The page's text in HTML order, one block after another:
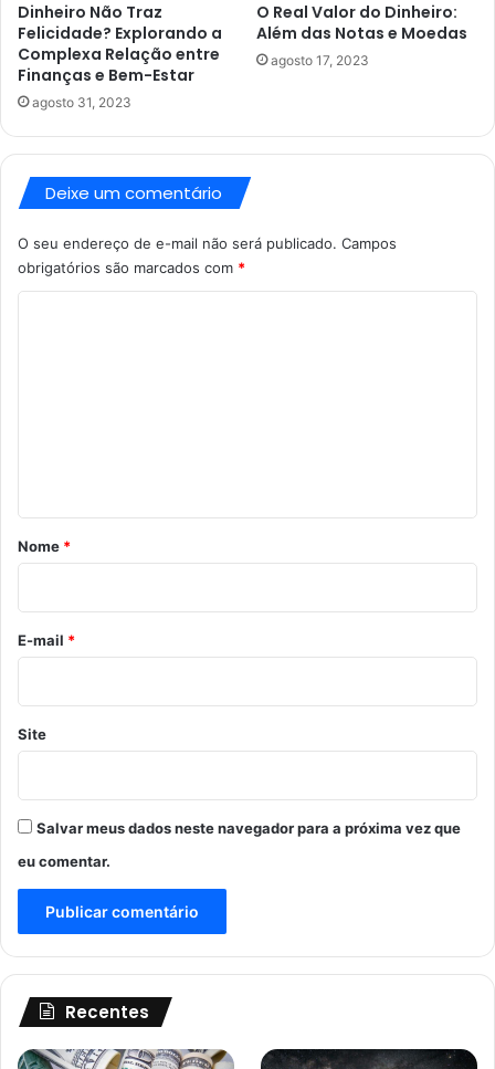
Dinheiro Não Traz
Felicidade? Explorando a
Complexa Relação entre
Finanças e Bem-Estar
agosto 31, 2023
O Real Valor do Dinheiro:
Além das Notas e Moedas
agosto 17, 2023
Deixe um comentário
O seu endereço de e-mail não será publicado. Campos
obrigatórios são marcados com *
r
o
*
Nome *
E-mail *
Site
Salvar meus dados neste navegador para a próxima vez que
eu comentar.
Recentes